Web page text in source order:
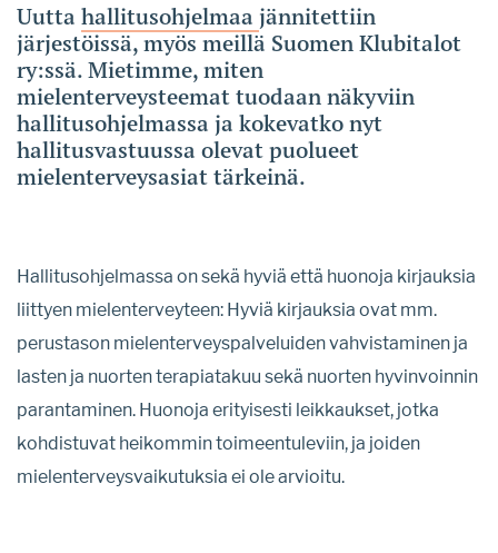
Uutta hallitusohjelmaa jännitettiin
järjestöissä, myös meillä Suomen Klubitalot
ry:ssä. Mietimme, miten
mielenterveysteemat tuodaan näkyviin
hallitusohjelmassa ja kokevatko nyt
hallitusvastuussa olevat puolueet
mielenterveysasiat tärkeinä.
Hallitusohjelmassa on sekä hyviä että huonoja kirjauksia
liittyen mielenterveyteen: Hyviä kirjauksia ovat mm.
perustason mielenterveyspalveluiden vahvistaminen ja
lasten ja nuorten terapiatakuu sekä nuorten hyvinvoinnin
parantaminen. Huonoja erityisesti leikkaukset, jotka
kohdistuvat heikommin toimeentuleviin, ja joiden
mielenterveysvaikutuksia ei ole arvioitu.